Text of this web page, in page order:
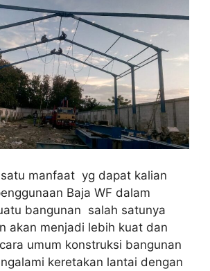
manfaat yg dapat kalian
Baja WF dalam
bangunan salah satunya
akan menjadi lebih kuat dan
umum konstruksi bangunan
keretakan lantai dengan